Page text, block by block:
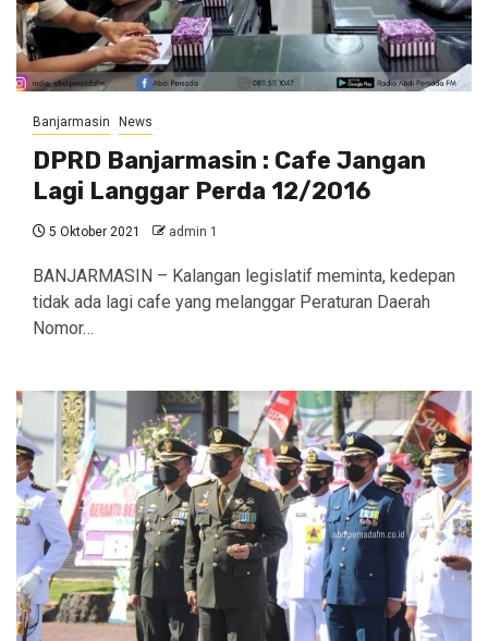
Banjarmasin News
DPRD Banjarmasin : Cafe Jangan
Lagi Langgar Perda 12/2016
5 Oktober 2021 admin 1
BANJARMASIN – Kalangan legislatif meminta, kedepan
tidak ada lagi cafe yang melanggar Peraturan Daerah
Nomor…